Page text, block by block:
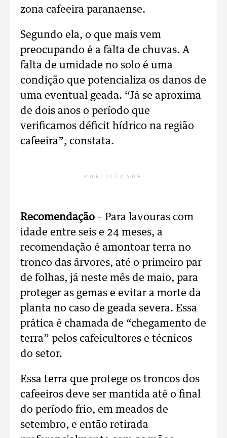
zona cafeeira paranaense.
Segundo ela, o que mais vem
preocupando é a falta de chuvas. A
falta de umidade no solo é uma
condição que potencializa os danos de
uma eventual geada. “Já se aproxima
de dois anos o período que
verificamos déficit hídrico na região
cafeeira”, constata.
PUBLICIDADE
Recomendação – Para lavouras com
idade entre seis e 24 meses, a
recomendação é amontoar terra no
tronco das árvores, até o primeiro par
de folhas, já neste mês de maio, para
proteger as gemas e evitar a morte da
planta no caso de geada severa. Essa
prática é chamada de “chegamento de
terra” pelos cafeicultores e técnicos
do setor.
Essa terra que protege os troncos dos
cafeeiros deve ser mantida até o final
do período frio, em meados de
setembro, e então retirada